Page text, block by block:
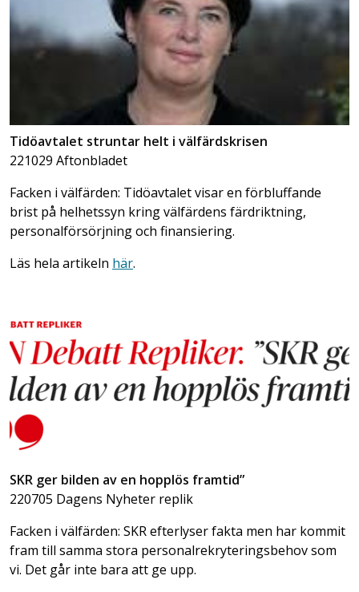
Tidöavtalet struntar helt i välfärdskrisen
221029 Aftonbladet
Facken i välfärden: Tidöavtalet visar en förbluffande
brist på helhetssyn kring välfärdens färdriktning,
personalförsörjning och finansiering.
Läs hela artikeln här.
SKR ger bilden av en hopplös framtid”
220705 Dagens Nyheter replik
Facken i välfärden: SKR efterlyser fakta men har kommit
fram till samma stora personalrekryteringsbehov som
vi. Det går inte bara att ge upp.